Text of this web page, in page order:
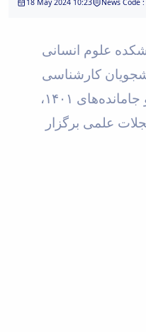
Dean
for
Research
Deputy
Dean
for
Linguistic
Research
Scholarly
Social
Studies
of
18 May 2024 10:23 News Code
علوم انسانی
کارشناسی
جامانده‌های ۱۴۰۱،
علمی برگزار